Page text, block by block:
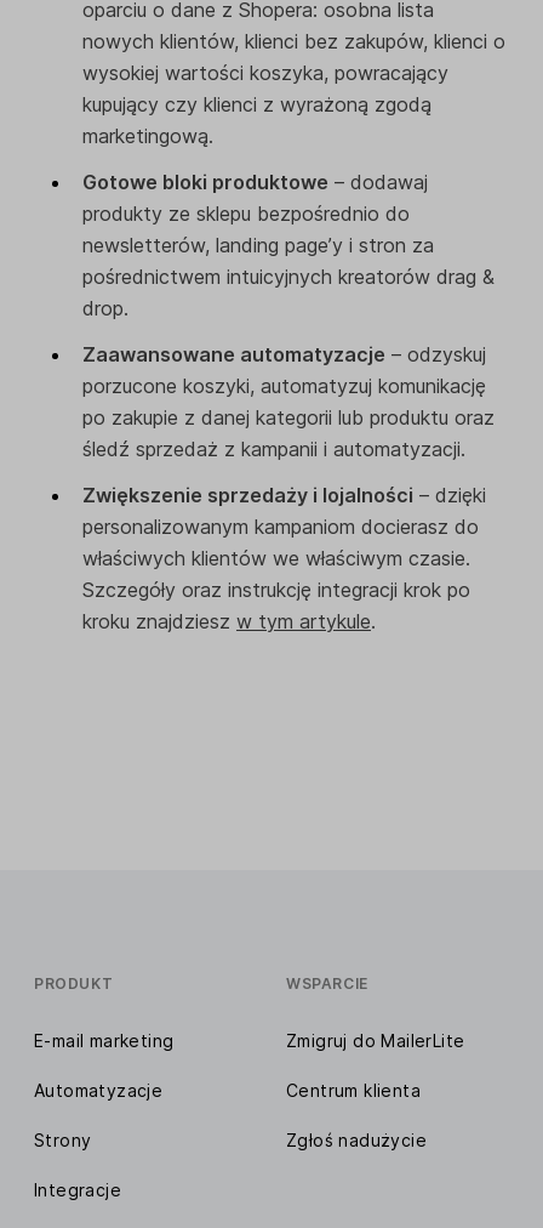
oparciu o dane z Shopera: osobna lista
nowych klientów, klienci bez zakupów, klienci o
wysokiej wartości koszyka, powracający
kupujący czy klienci z wyrażoną zgodą
marketingową.
Gotowe bloki produktowe – dodawaj
produkty ze sklepu bezpośrednio do
newsletterów, landing page’y i stron za
pośrednictwem intuicyjnych kreatorów drag &
drop.
Zaawansowane automatyzacje – odzyskuj
porzucone koszyki, automatyzuj komunikację
po zakupie z danej kategorii lub produktu oraz
śledź sprzedaż z kampanii i automatyzacji.
Zwiększenie sprzedaży i lojalności – dzięki
personalizowanym kampaniom docierasz do
właściwych klientów we właściwym czasie.
Szczegóły oraz instrukcję integracji krok po
kroku znajdziesz w tym artykule.
PRODUKT
E-mail marketing
Automatyzacje
Strony
Integracje
WSPARCIE
Zmigruj do MailerLite
Centrum klienta
Zgłoś nadużycie